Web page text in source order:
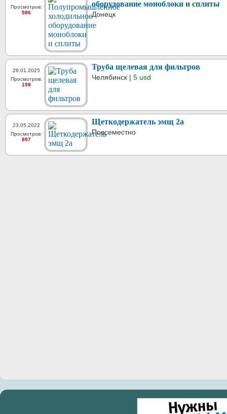
Просмотров:
586
оборудование моноблоки и сплиты
Донецк
28.01.2025
Просмотров:
198
Труба щелевая для фильтров
Челябинск | 5 usd
23.05.2022
Просмотров:
897
Щеткодержатель эмщ 2а
Повсеместно